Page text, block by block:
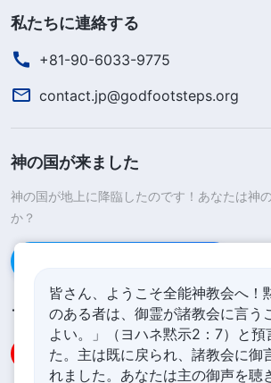
私たちに連絡する
+81-90-6033-9775
contact.jp@godfootsteps.org
神の国が来ました
神の国が地上に降臨したのです！あなたは神
か？
フォローする
皆さん、ようこそ全能神教会へ！
のある者は、御霊が諸教会に言う
よい。」（ヨハネ黙示2：7）と預
た。主は既に戻られ、諸教会に御
れました。あなたは主の御声を聴